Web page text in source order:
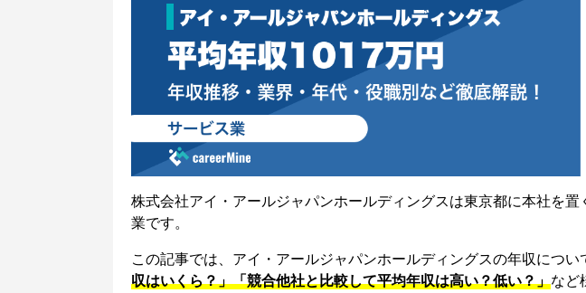
株式会社アイ・アールジャパンホールディングスは東京都に本社を置
業です。
この記事では、アイ・アールジャパンホールディングスの年収につい
収はいくら？」「競合他社と比較して平均年収は高い？低い？」など